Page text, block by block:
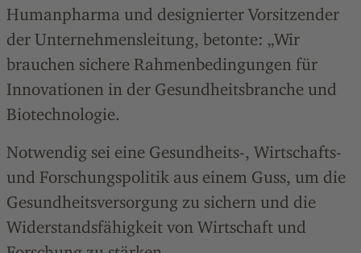
Humanpharma und designierter Vorsitzender
der Unternehmensleitung, betonte: „Wir
brauchen sichere Rahmenbedingungen für
Innovationen in der Gesundheitsbranche und
Biotechnologie.
Notwendig sei eine Gesundheits-, Wirtschafts-
und Forschungspolitik aus einem Guss, um die
Gesundheitsversorgung zu sichern und die
Widerstandsfähigkeit von Wirtschaft und